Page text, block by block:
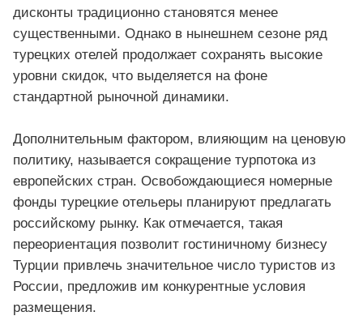
дисконты традиционно становятся менее
существенными. Однако в нынешнем сезоне ряд
турецких отелей продолжает сохранять высокие
уровни скидок, что выделяется на фоне
стандартной рыночной динамики.
Дополнительным фактором, влияющим на ценовую
политику, называется сокращение турпотока из
европейских стран. Освобождающиеся номерные
фонды турецкие отельеры планируют предлагать
российскому рынку. Как отмечается, такая
переориентация позволит гостиничному бизнесу
Турции привлечь значительное число туристов из
России, предложив им конкурентные условия
размещения.